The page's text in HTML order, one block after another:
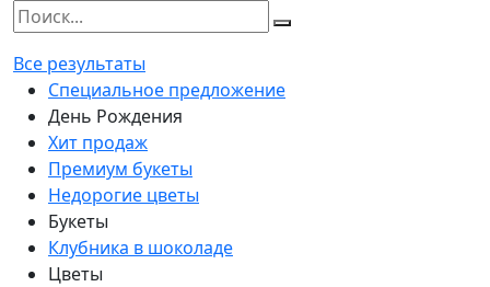
Все результаты
Специальное предложение
День Рождения
Хит продаж
Премиум букеты
Недорогие цветы
Букеты
Клубника в шоколаде
Цветы